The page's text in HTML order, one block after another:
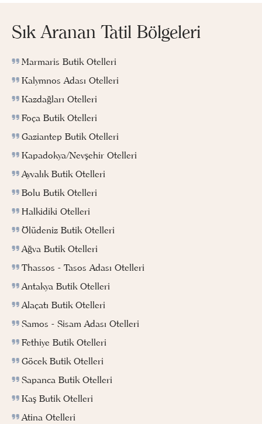
Sık Aranan Tatil Bölgeleri
Marmaris Butik Otelleri
Kalymnos Adası Otelleri
Kazdağları Otelleri
Foça Butik Otelleri
Gaziantep Butik Otelleri
Kapadokya/Nevşehir Otelleri
Ayvalık Butik Otelleri
Bolu Butik Otelleri
Halkidiki Otelleri
Ölüdeniz Butik Otelleri
Ağva Butik Otelleri
Thassos - Tasos Adası Otelleri
Antakya Butik Otelleri
Alaçatı Butik Otelleri
Samos - Sisam Adası Otelleri
Fethiye Butik Otelleri
Göcek Butik Otelleri
Sapanca Butik Otelleri
Kaş Butik Otelleri
Atina Otelleri